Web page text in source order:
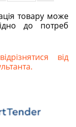
товару може
до потреб
від